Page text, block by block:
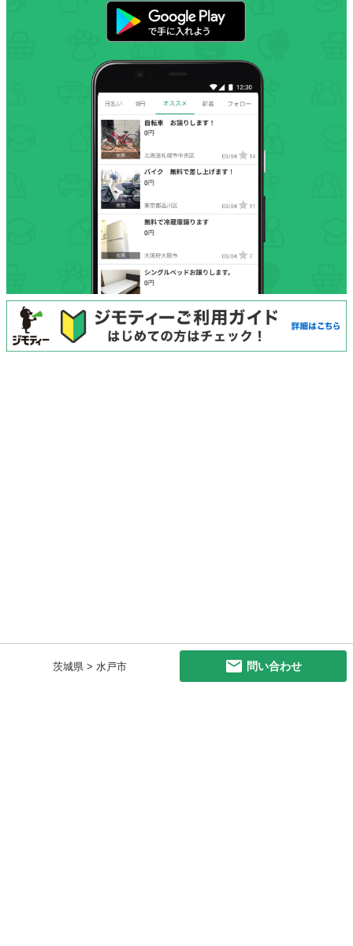
茨城県 > 水戸市 問い合わせ